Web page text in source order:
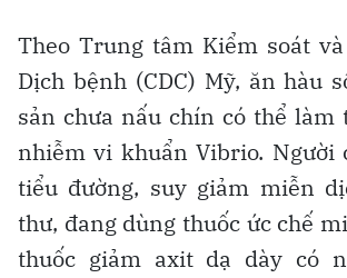
Theo Trung tâm Kiểm soát
Dịch bệnh (CDC) Mỹ, ăn hàu
sản chưa nấu chín có thể làm
nhiễm vi khuẩn Vibrio. Người
tiểu đường, suy giảm miễn
thư, đang dùng thuốc ức chế
thuốc giảm axit dạ dày có